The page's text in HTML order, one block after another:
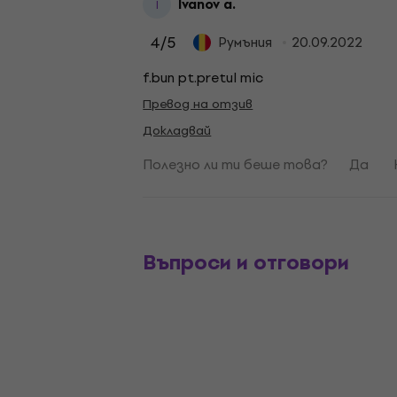
I Ivanov a.
4/5 Румъния
20.09.2022
f.bun pt.pretul mic
Превод на отзив
Докладвай
Полезно ли ти беше това? Да
Въпроси и отговори